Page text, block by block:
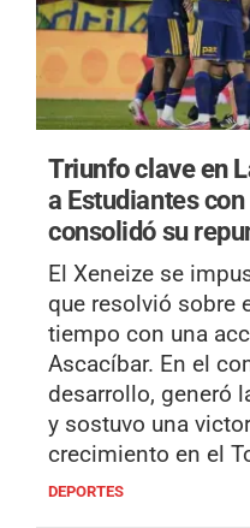
Triunfo clave en
a Estudiantes
consolidó su
El Xeneize se
que resolvió sobre
tiempo con una
Ascacíbar. En el
desarrollo, generó
y sostuvo una
crecimiento en el
DEPORTES